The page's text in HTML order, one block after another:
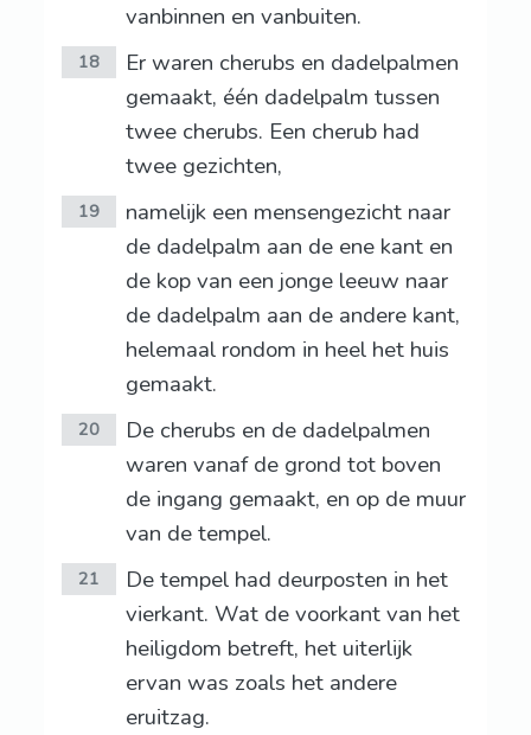
vanbinnen en vanbuiten.
18
Er waren cherubs en dadelpalmen
gemaakt, één dadelpalm tussen
twee cherubs. Een cherub had
twee gezichten,
19
namelijk een mensengezicht naar
de dadelpalm aan de ene kant en
de kop van een jonge leeuw naar
de dadelpalm aan de andere kant,
helemaal rondom in heel het huis
gemaakt.
20
De cherubs en de dadelpalmen
waren vanaf de grond tot boven
de ingang gemaakt, en op de muur
van de tempel.
21
De tempel had deurposten in het
vierkant. Wat de voorkant van het
heiligdom betreft, het uiterlijk
ervan was zoals het andere
eruitzag.